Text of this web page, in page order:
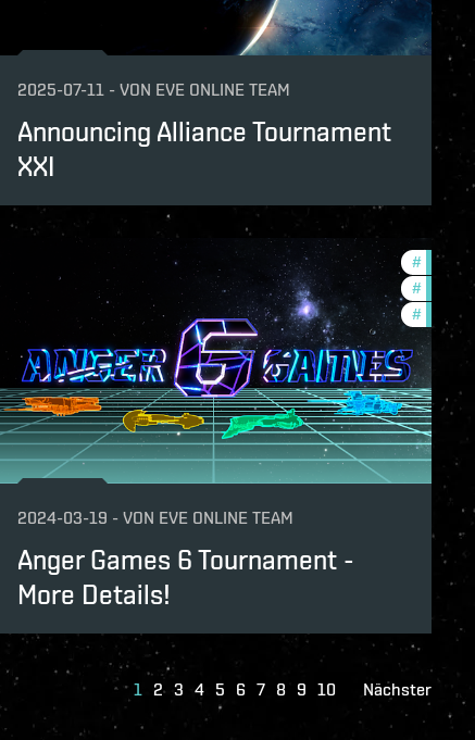
2025-07-11 - VON EVE ONLINE TEAM
Announcing Alliance Tournament
XXI
#
#
#pvp
2024-03-19 - VON EVE ONLINE TEAM
Anger Games 6 Tournament -
More Details!
1 2 3 4 5 6 7 8 9 10 Nächster